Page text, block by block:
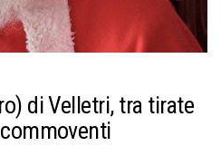
di Velletri, tra tirate